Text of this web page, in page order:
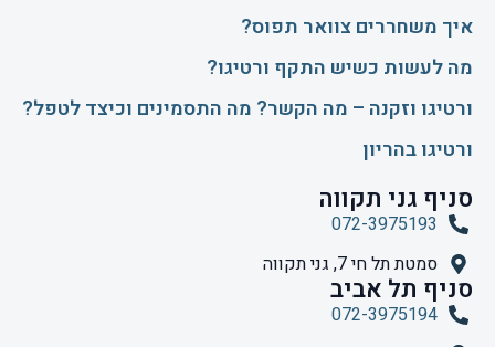
איך משחררים צוואר תפוס?
​מה לעשות כשיש התקף ורטיגו?
ורטיגו וזקנה – מה הקשר? מה התסמינים וכיצד לטפל?
ורטיגו בהריון
סניף גני תקווה
072-3975193
סמטת תל חי 7, גני תקווה
סניף תל אביב
072-3975194